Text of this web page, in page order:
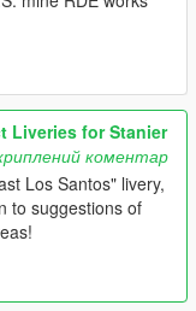
Liveries for Stanier
коментар
Los Santos" livery,
to suggestions of